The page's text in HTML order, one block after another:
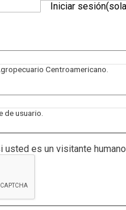
Iniciar sesión
Centroamericano.
de usuario.
usted es un visitante